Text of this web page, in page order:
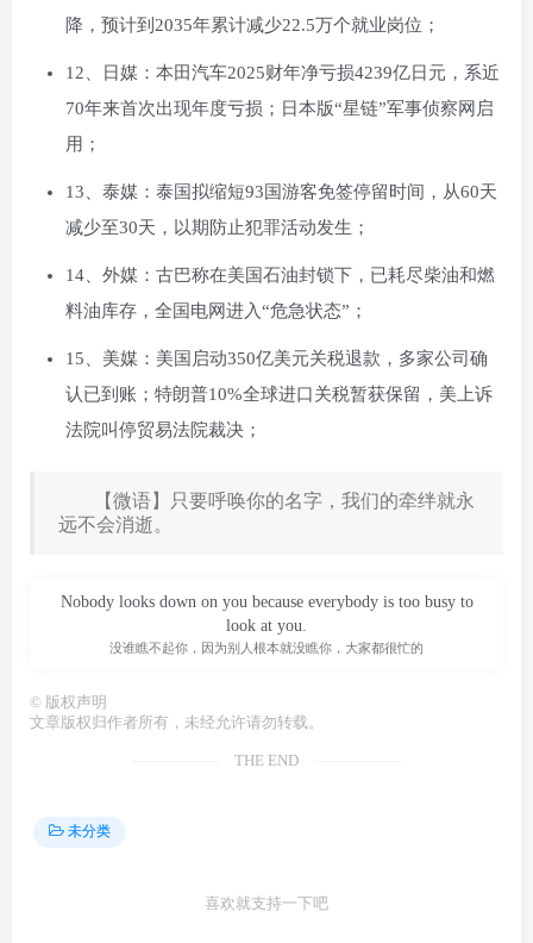
降，预计到2035年累计减少22.5万个就业岗位；
12、日媒：本田汽车2025财年净亏损4239亿日元，系近
70年来首次出现年度亏损；日本版“星链”军事侦察网启
用；
13、泰媒：泰国拟缩短93国游客免签停留时间，从60天
减少至30天，以期防止犯罪活动发生；
14、外媒：古巴称在美国石油封锁下，已耗尽柴油和燃
料油库存，全国电网进入“危急状态”；
15、美媒：美国启动350亿美元关税退款，多家公司确
认已到账；特朗普10%全球进口关税暂获保留，美上诉
法院叫停贸易法院裁决；
【微语】只要呼唤你的名字，我们的牵绊就永
远不会消逝。
Nobody looks down on you because everybody is too busy to
look at you.
没谁瞧不起你，因为别人根本就没瞧你，大家都很忙的
© 版权声明
文章版权归作者所有，未经允许请勿转载。
THE END
未分类
喜欢就支持一下吧